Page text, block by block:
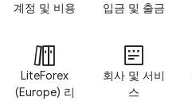
계정 및 비용 입금 및 출금
LiteForex
(Europe) 리
회사 및 서비
스